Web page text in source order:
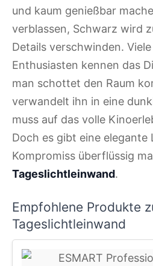
und kaum genießbar
verblassen, Schwarz wird
Details verschwinden.
Enthusiasten kennen das
man schottet den Raum
verwandelt ihn in eine
muss auf das volle
Doch es gibt eine elegante
Kompromiss überflüssig
Tageslichtleinwand.
Empfohlene Produkte
Tageslichtleinwand